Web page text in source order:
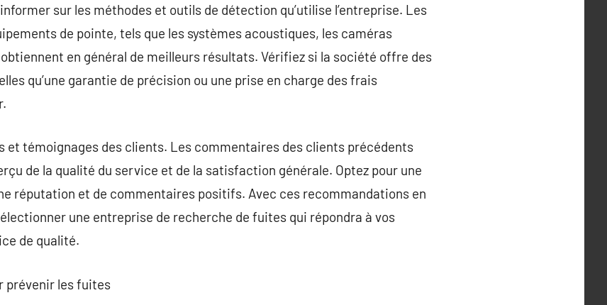
sur les méthodes et outils de détection qu’utilise l’entreprise. Les
de pointe, tels que les systèmes acoustiques, les caméras
en général de meilleurs résultats. Vérifiez si la société offre des
qu’une garantie de précision ou une prise en charge des frais
et témoignages des clients. Les commentaires des clients précédents
de la qualité du service et de la satisfaction générale. Optez pour une
réputation et de commentaires positifs. Avec ces recommandations en
une entreprise de recherche de fuites qui répondra à vos
de qualité.
prévenir les fuites